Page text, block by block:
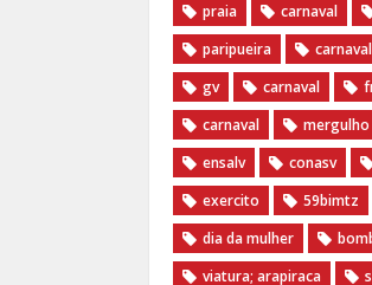
praia
carnaval
paripueira
carnaval
gv
carnaval
carnaval
mergulho
ensalv
conasv
exercito
59bimtz
dia da mulher
viatura; arapiraca